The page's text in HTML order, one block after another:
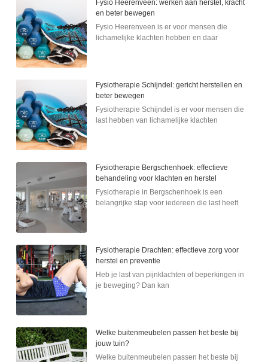
Fysio Heerenveen: werken aan herstel, kracht
en beter bewegen
Fysio Heerenveen is er voor mensen die
lichamelijke klachten hebben en daar
Fysiotherapie Schijndel: gericht herstellen en
beter bewegen
Fysiotherapie Schijndel is er voor mensen die
last hebben van lichamelijke klachten
Fysiotherapie Bergschenhoek: effectieve
behandeling voor klachten en herstel
Fysiotherapie in Bergschenhoek is een
belangrijke stap voor iedereen die last heeft
Fysiotherapie Drachten: effectieve zorg voor
herstel en preventie
Heb je last van pijnklachten of beperkingen in
je beweging? Dan kan
Welke buitenmeubelen passen het beste bij
jouw tuin?
Welke buitenmeubelen passen het beste bij